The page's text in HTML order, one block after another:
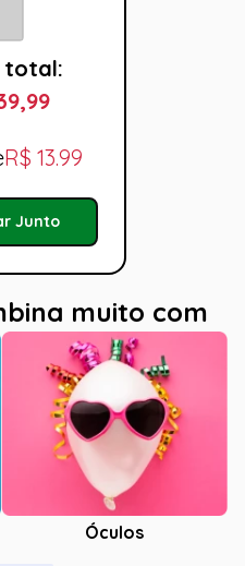
total:
R$ 13.99
Junto
muito com
Óculos